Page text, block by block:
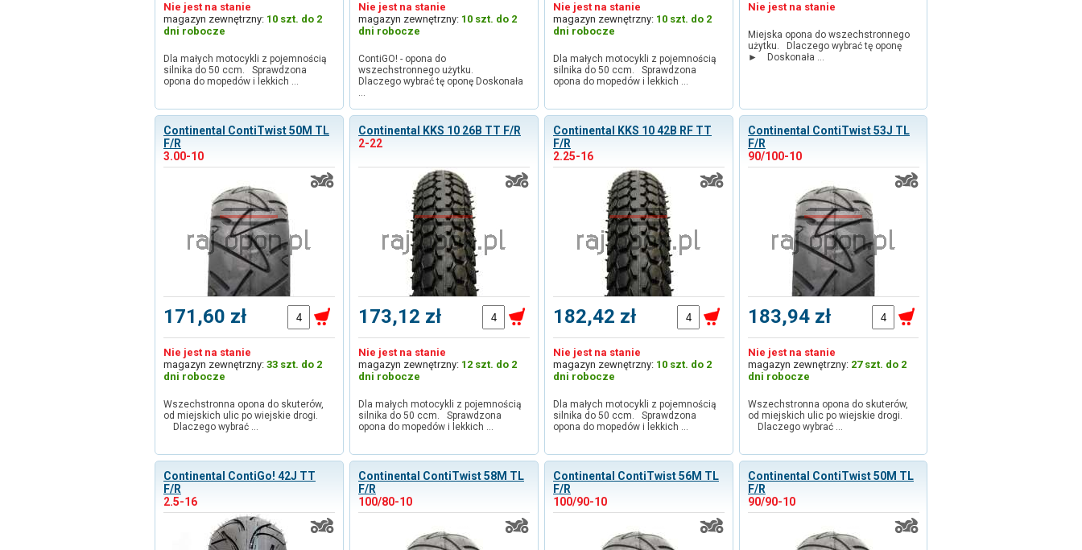
Nie jest na stanie
magazyn zewnętrzny: 10 szt. do 2
dni robocze
Dla małych motocykli z pojemnością
silnika do 50 ccm. Sprawdzona
opona do mopedów i lekkich …
Nie jest na stanie
magazyn zewnętrzny: 10 szt. do 2
dni robocze
ContiGO! - opona do
wszechstronnego użytku.
Dlaczego wybrać tę oponę Doskonała
…
Nie jest na stanie
magazyn zewnętrzny: 10 szt. do 2
dni robocze
Dla małych motocykli z pojemnością
silnika do 50 ccm. Sprawdzona
opona do mopedów i lekkich …
Nie jest na stanie
Miejska opona do wszechstronnego
użytku. Dlaczego wybrać tę oponę
► Doskonała …
Continental ContiTwist 50M TL
F/R
3.00-10
171,60 zł
Nie jest na stanie
magazyn zewnętrzny: 33 szt. do 2
dni robocze
Wszechstronna opona do skuterów,
od miejskich ulic po wiejskie drogi.
Dlaczego wybrać …
Continental KKS 10 26B TT F/R
2-22
173,12 zł
Nie jest na stanie
magazyn zewnętrzny: 12 szt. do 2
dni robocze
Dla małych motocykli z pojemnością
silnika do 50 ccm. Sprawdzona
opona do mopedów i lekkich …
Continental KKS 10 42B RF TT
F/R
2.25-16
182,42 zł
Nie jest na stanie
magazyn zewnętrzny: 10 szt. do 2
dni robocze
Dla małych motocykli z pojemnością
silnika do 50 ccm. Sprawdzona
opona do mopedów i lekkich …
Continental ContiTwist 53J TL
F/R
90/100-10
183,94 zł
Nie jest na stanie
magazyn zewnętrzny: 27 szt. do 2
dni robocze
Wszechstronna opona do skuterów,
od miejskich ulic po wiejskie drogi.
Dlaczego wybrać …
Continental ContiGo! 42J TT
F/R
2.5-16
Continental ContiTwist 58M TL
F/R
100/80-10
Continental ContiTwist 56M TL
F/R
100/90-10
Continental ContiTwist 50M TL
F/R
90/90-10